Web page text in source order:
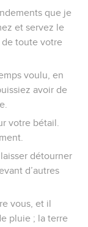
que je
et servez le
toute votre
voulu, en
avoir de
votre bétail.
détourner
d’autres
vous, et il
pluie ; la terre